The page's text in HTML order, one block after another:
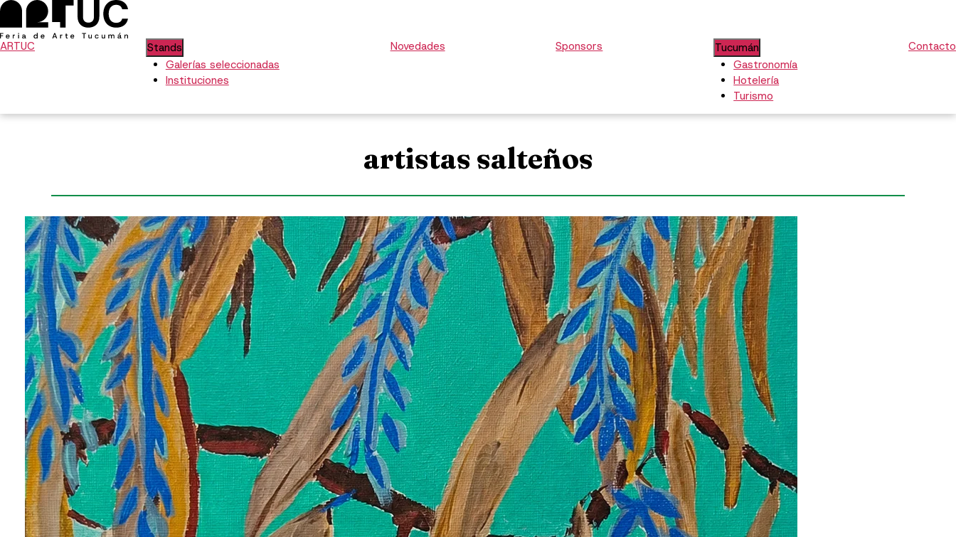
ARTUC
Stands
Galerías seleccionadas
Instituciones
Novedades Sponsors
Tucumán
Gastronomía
Hotelería
Turismo
Contacto
artistas salteños